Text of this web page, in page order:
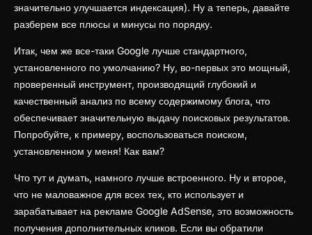
значительно улучшается индексация). Ну а теперь, давайте
разберем все плюсы и минусы по порядку.
Итак, чем же все-таки Google лучше стандартного,
установленного по умолчанию? Ну, во-первых это мощный,
проверенный инструмент, производящий глубокий и
качественный анализ по всему содержимому блога, что
обеспечивает значительную выдачу поисковых результатов.
Попробуйте, к примеру, воспользоваться поиском,
установленном у меня! Как вам?
Что тут и думать, намного лучше встроенного. Ну и второе,
что не маловажное для всех тех, кто использует и
зарабатывает на рекламе Google AdSense, это возможность
получения дополнительных кликов. Если вы обратили